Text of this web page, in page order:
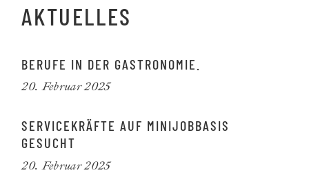
AKTUELLES
BERUFE IN DER GASTRONOMIE.
20. Februar 2025
SERVICEKRÄFTE AUF MINIJOBBASIS
GESUCHT
20. Februar 2025